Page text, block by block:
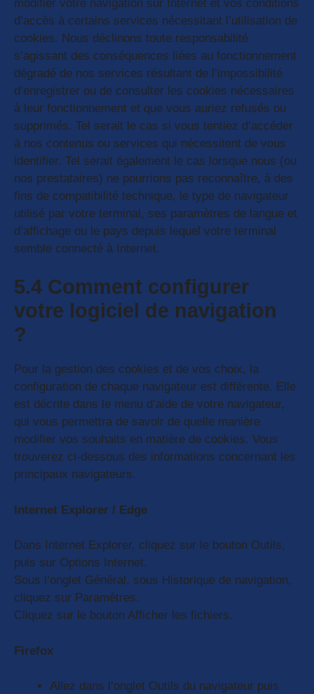
modifier votre navigation sur Internet et vos conditions
d’accès à certains services nécessitant l’utilisation de
cookies. Nous déclinons toute responsabilité
s’agissant des conséquences liées au fonctionnement
dégradé de nos services résultant de l’impossibilité
d’enregistrer ou de consulter les cookies nécessaires
à leur fonctionnement et que vous auriez refusés ou
supprimés. Tel serait le cas si vous tentiez d’accéder
à nos contenus ou services qui nécessitent de vous
identifier. Tel serait également le cas lorsque nous (ou
nos prestataires) ne pourrions pas reconnaître, à des
fins de compatibilité technique, le type de navigateur
utilisé par votre terminal, ses paramètres de langue et
d’affichage ou le pays depuis lequel votre terminal
semble connecté à Internet.
5.4 Comment configurer
votre logiciel de navigation
?
Pour la gestion des cookies et de vos choix, la
configuration de chaque navigateur est différente. Elle
est décrite dans le menu d’aide de votre navigateur,
qui vous permettra de savoir de quelle manière
modifier vos souhaits en matière de cookies. Vous
trouverez ci-dessous des informations concernant les
principaux navigateurs.
Internet Explorer / Edge
Dans Internet Explorer, cliquez sur le bouton Outils,
puis sur Options Internet.
Sous l’onglet Général, sous Historique de navigation,
cliquez sur Paramètres.
Cliquez sur le bouton Afficher les fichiers.
Firefox
Allez dans l’onglet Outils du navigateur puis